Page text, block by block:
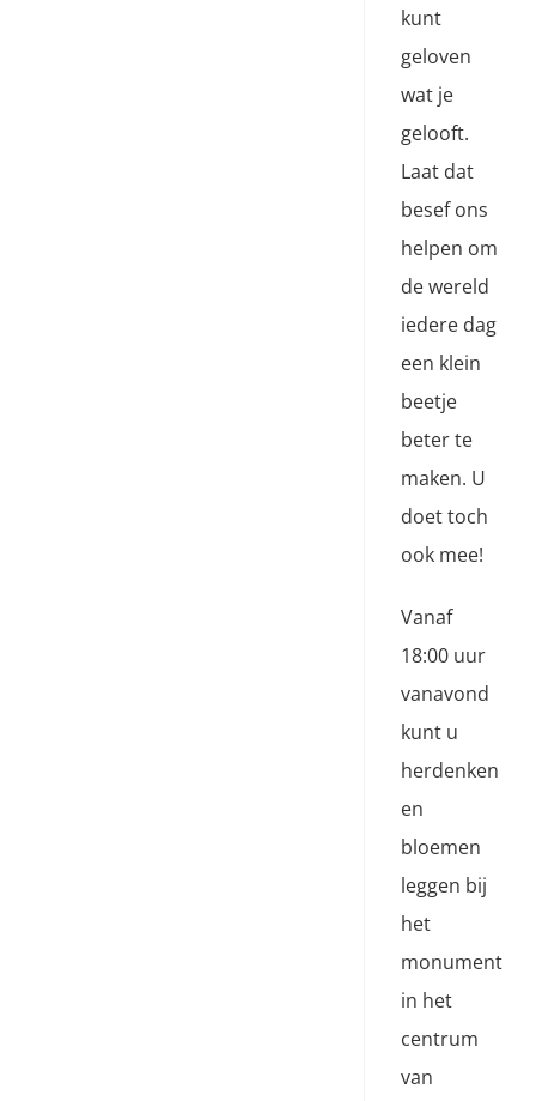
kunt
geloven
wat je
gelooft.
Laat dat
besef ons
helpen om
de wereld
iedere dag
een klein
beetje
beter te
maken. U
doet toch
ook mee!
Vanaf
18:00 uur
vanavond
kunt u
herdenken
en
bloemen
leggen bij
het
monument
in het
centrum
van